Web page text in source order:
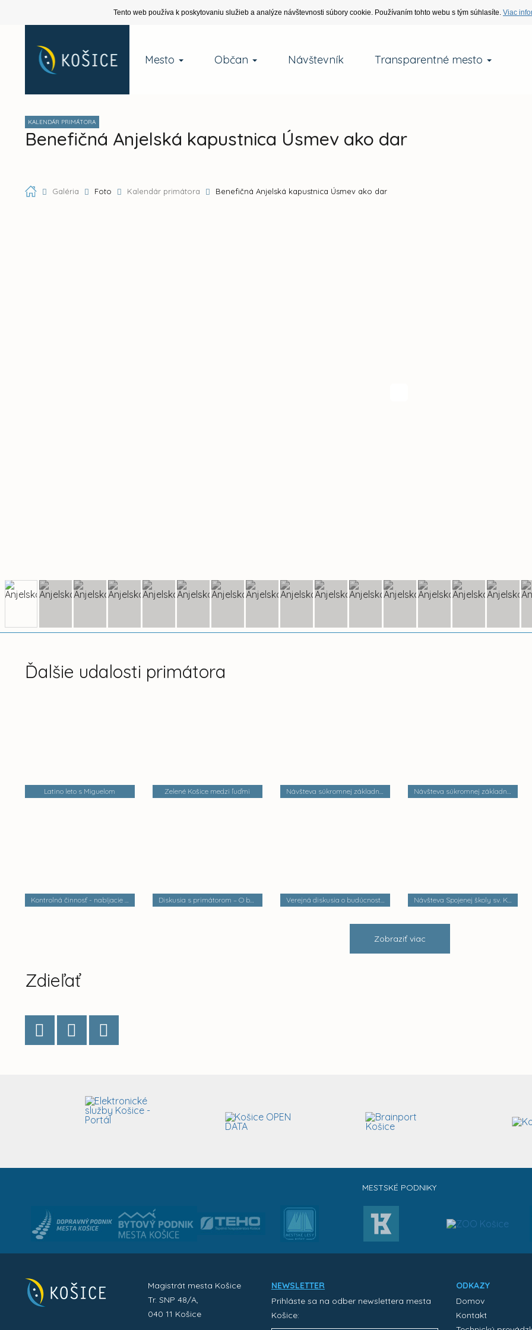
Tento web používa k poskytovaniu služieb a analýze návštevnosti súbory cookie. Používaním tohto webu s tým súhlasíte. Viac
Mesto Občan Návštevník Transparentné mesto
KALENDÁR PRIMÁTORA
Benefičná Anjelská kapustnica Úsmev ako dar
Galéria Foto Kalendár primátora Benefičná Anjelská kapustnica Úsmev ako dar
Ďalšie udalosti primátora
Latino leto s Miguelom Zelené Košice medzi ľuďmi Návšteva súkromnej základnej umeleckej školy Zádielska Návšteva súkromnej základnej školy Dobrá škola n.o.
Kontrolná činnosť - nabíjacie stanice elektrobusov Diskusia s primátorom – O bezpečnosti a verejnom poriadku Verejná diskusia o budúcnosti mestských častí Návšteva Spojenej školy sv. Košických mučeníkov
Zobraziť viac
Zdieľať
MESTSKÉ PODNIKY
Magistrát mesta Košice
Tr. SNP 48/A,
040 11 Košice
NEWSLETTER
Prihláste sa na odber newslettera mesta
Košice:
ODKAZY
Domov
Kontakt